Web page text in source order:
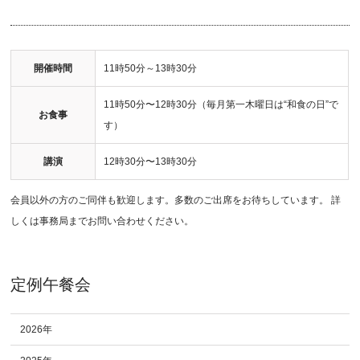
開催時間 11時50分～13時30分
お食事
11時50分〜12時30分（毎月第一木曜日は“和食の日”で
す）
講演 12時30分〜13時30分
会員以外の方のご同伴も歓迎します。多数のご出席をお待ちしています。 詳
しくは事務局までお問い合わせください。
定例午餐会
2026年